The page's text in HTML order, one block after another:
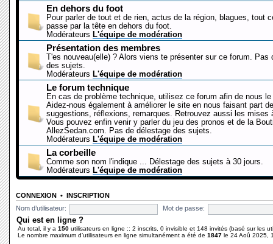
En dehors du foot
Pour parler de tout et de rien, actus de la région, blagues, tout
passe par la tête en dehors du foot.
Modérateurs L'équipe de modération
Présentation des membres
T'es nouveau(elle) ? Alors viens te présenter sur ce forum. Pas
des sujets.
Modérateurs L'équipe de modération
Le forum technique
En cas de problème technique, utilisez ce forum afin de nous le
Aidez-nous également à améliorer le site en nous faisant part
suggestions, réflexions, remarques. Retrouvez aussi les mises
Vous pouvez enfin venir y parler du jeu des pronos et de la
AllezSedan.com. Pas de délestage des sujets.
Modérateurs L'équipe de modération
La corbeille
Comme son nom l'indique ... Délestage des sujets à 30 jours.
Modérateurs L'équipe de modération
CONNEXION • INSCRIPTION
Nom d’utilisateur:
Mot de passe:
Qui est en ligne ?
Au total, il y a 150 utilisateurs en ligne :: 2 inscrits, 0 invisible et 148 invités (basé sur les
Le nombre maximum d’utilisateurs en ligne simultanément a été de 1847 le 24 Aoû 2025,